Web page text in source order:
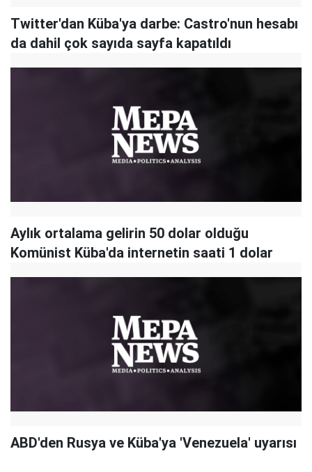
Twitter'dan Küba'ya darbe: Castro'nun hesabı
da dahil çok sayıda sayfa kapatıldı
Aylık ortalama gelirin 50 dolar olduğu
Komünist Küba'da internetin saati 1 dolar
ABD'den Rusya ve Küba'ya 'Venezuela' uyarısı